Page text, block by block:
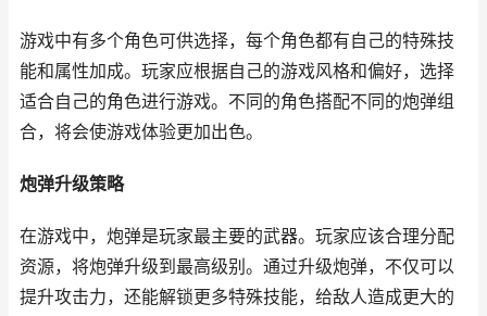
游戏中有多个角色可供选择，每个角色都有自己的特殊技
能和属性加成。玩家应根据自己的游戏风格和偏好，选择
适合自己的角色进行游戏。不同的角色搭配不同的炮弹组
合，将会使游戏体验更加出色。
炮弹升级策略
在游戏中，炮弹是玩家最主要的武器。玩家应该合理分配
资源，将炮弹升级到最高级别。通过升级炮弹，不仅可以
提升攻击力，还能解锁更多特殊技能，给敌人造成更大的